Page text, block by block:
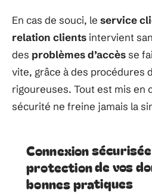
En cas de souci, le service
relation clients intervient
des problèmes d’accèsse
vite, grâce à des procédures
rigoureuses. Tout est mis en
sécurité ne freine jamais la
Connexion
protection de vos
bonnes pratiques